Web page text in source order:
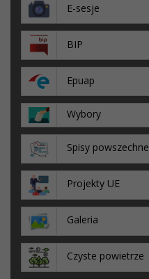
E-sesje
BIP
Epuap
Wybory
Spisy powszechne
Projekty UE
Galeria
Czyste powietrze